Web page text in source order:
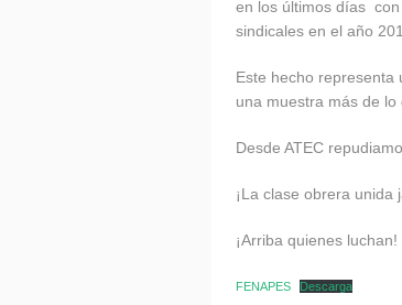
en los últimos días
sindicales en el año
Este hecho representa
una muestra más de lo
Desde ATEC
¡La clase obrera unida
¡Arriba quienes luchan!
FENAPES Descarga